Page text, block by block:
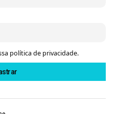
política de privacidade.